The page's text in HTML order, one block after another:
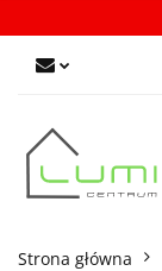
Strona główna